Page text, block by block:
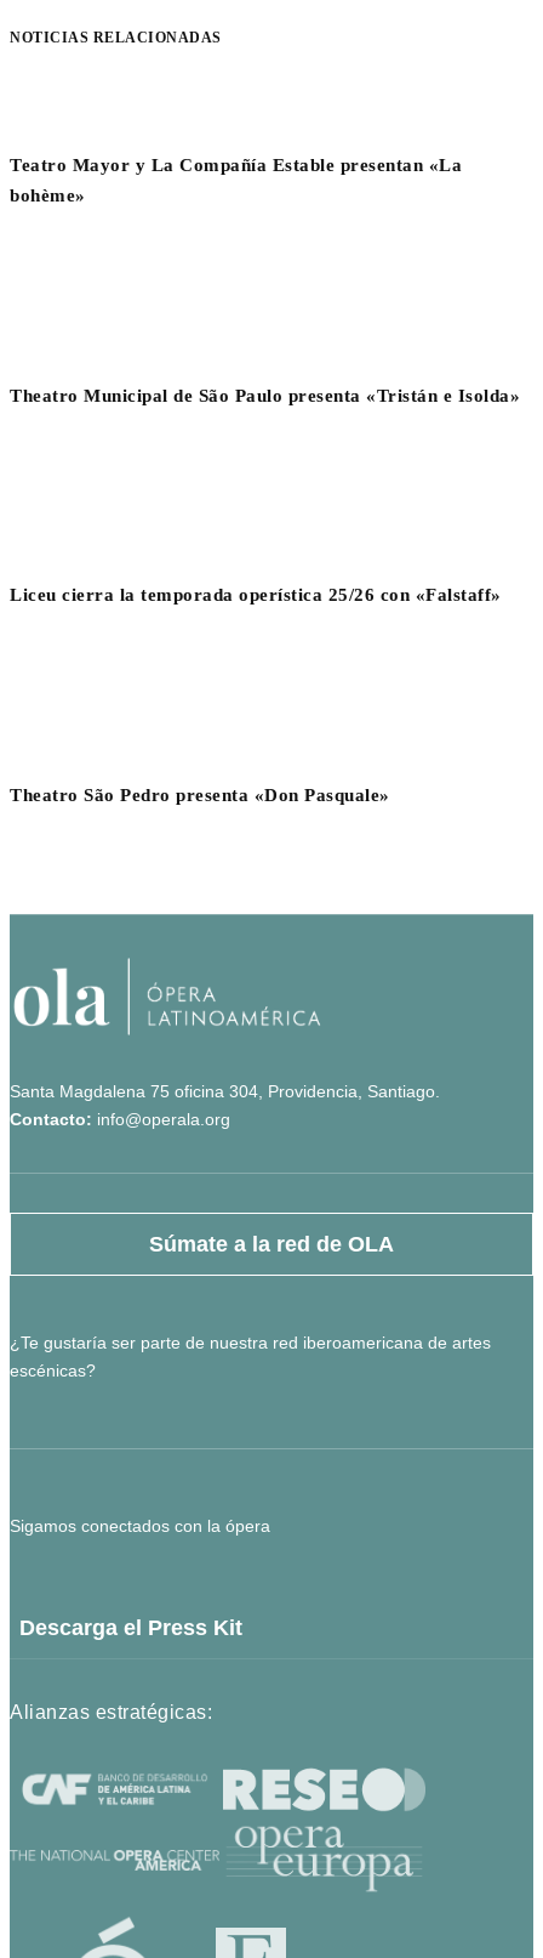
NOTICIAS RELACIONADAS
Teatro Mayor y La Compañía Estable presentan «La
bohème»
Theatro Municipal de São Paulo presenta «Tristán e Isolda»
Liceu cierra la temporada operística 25/26 con «Falstaff»
Theatro São Pedro presenta «Don Pasquale»
Santa Magdalena 75 oficina 304, Providencia, Santiago.
Contacto: info@operala.org
Súmate a la red de OLA
¿Te gustaría ser parte de nuestra red iberoamericana de artes
escénicas?
Sigamos conectados con la ópera
Descarga el Press Kit
Alianzas estratégicas: